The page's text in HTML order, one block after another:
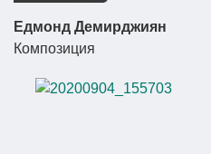
Едмонд Демирджиян
Композиция